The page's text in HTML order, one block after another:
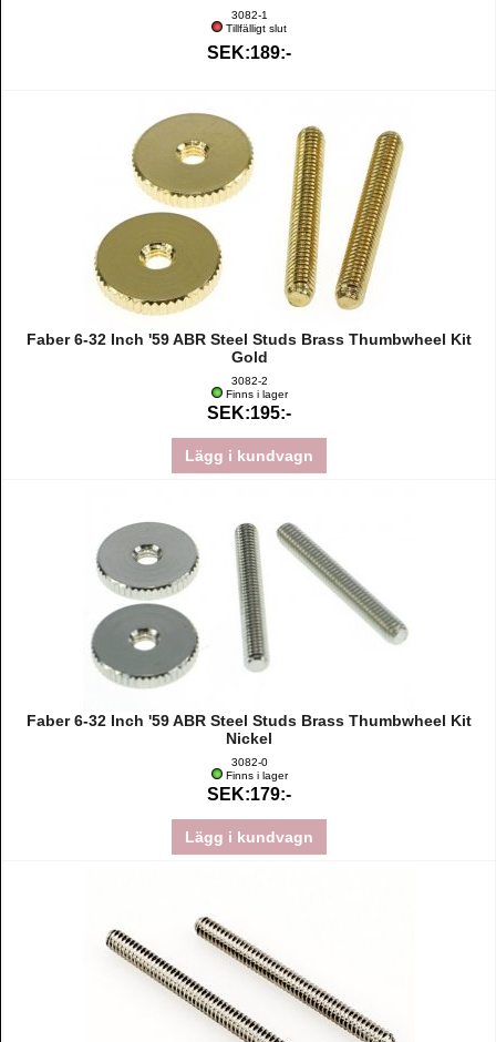
3082-1
Tillfälligt slut
SEK:189:-
Faber 6-32 Inch '59 ABR Steel Studs Brass Thumbwheel Kit
Gold
3082-2
Finns i lager
SEK:195:-
Lägg i kundvagn
Faber 6-32 Inch '59 ABR Steel Studs Brass Thumbwheel Kit
Nickel
3082-0
Finns i lager
SEK:179:-
Lägg i kundvagn